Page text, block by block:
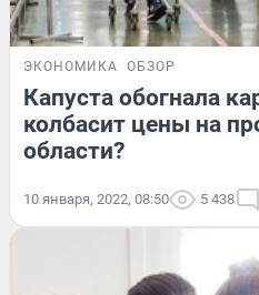
ЭКОНОМИКА ОБЗОР
Капуста обогнала
колбасит цены на
области?
10 января, 2022, 08:50 5 438